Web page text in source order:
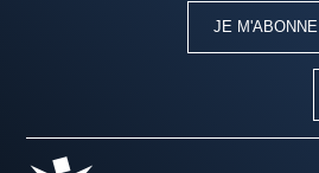
JE M'ABONNE